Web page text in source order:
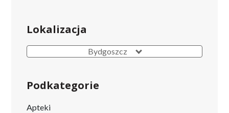
Lokalizacja
Bydgoszcz
Podkategorie
Apteki